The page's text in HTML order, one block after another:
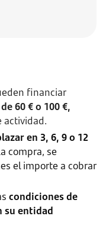
financiar
60 € o 100 €,
actividad.
en 3, 6, 9 o 12
compra, se
el importe a cobrar
condiciones de
su entidad